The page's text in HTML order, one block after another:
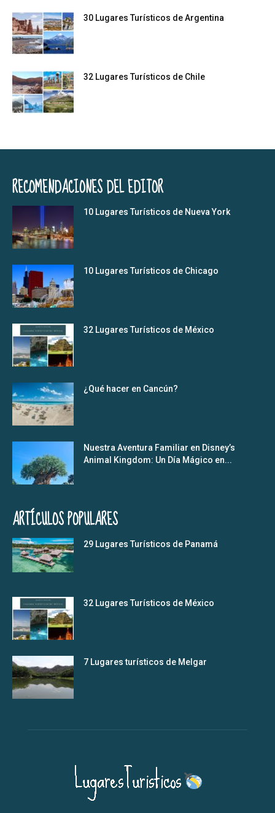
30 Lugares Turísticos de Argentina
32 Lugares Turísticos de Chile
RECOMENDACIONES DEL EDITOR
10 Lugares Turísticos de Nueva York
10 Lugares Turísticos de Chicago
32 Lugares Turísticos de México
¿Qué hacer en Cancún?
Nuestra Aventura Familiar en Disney’s
Animal Kingdom: Un Día Mágico en...
ARTÍCULOS POPULARES
29 Lugares Turísticos de Panamá
32 Lugares Turísticos de México
7 Lugares turísticos de Melgar